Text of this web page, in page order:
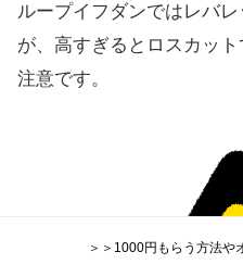
ループイフダンではレバ
が、高すぎるとロスカッ
注意です。
＞＞1000円もらう方法や